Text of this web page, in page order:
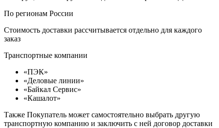
По регионам России
Стоимость доставки рассчитывается отдельно для каждого
заказ
Транспортные компании
«ПЭК»
«Деловые линии»
«Байкал Сервис»
«Кашалот»
Также Покупатель может самостоятельно выбрать другую
транспортную компанию и заключить с ней договор доставки